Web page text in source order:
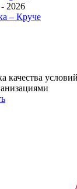
2026
– Круче
качества